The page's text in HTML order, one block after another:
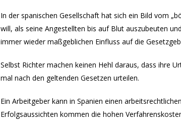
In der spanischen Gesellschaft hat sich ein Bild vom
will, als seine Angestellten bis auf Blut auszubeuten
immer wieder maßgeblichen Einfluss auf die
Selbst Richter machen keinen Hehl daraus, dass ihre
mal nach den geltenden Gesetzen urteilen.
Ein Arbeitgeber kann in Spanien einen
Erfolgsaussichten kommen die hohen